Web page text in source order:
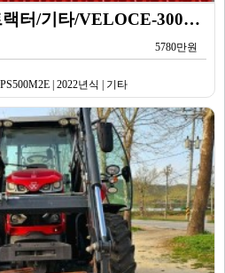
한국페라리트랙터/트랙터/기타/VELOCE-300PS500M2E/2022년식
5780만원
| 2022년식 | 기타